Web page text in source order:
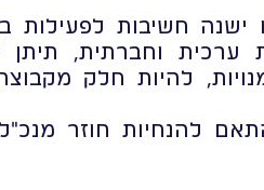
ישנה חשיבות לפעילות
וחברתית, תיתן
להיות חלק
להנחיות חוזר